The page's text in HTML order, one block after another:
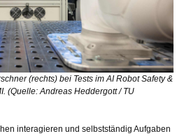
(rechts) bei Tests im AI Robot Safety &
(Quelle: Andreas Heddergott / TU
interagieren und selbstständig Aufgaben